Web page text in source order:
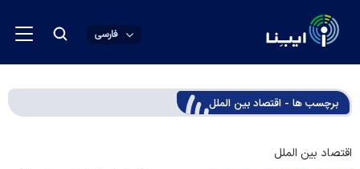
فارسی
برچسب ها - اقتصاد بین الملل
اقتصاد بین الملل